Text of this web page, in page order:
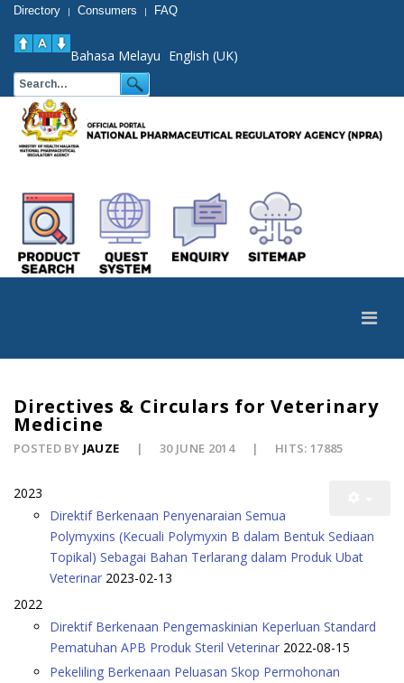
Directory | Consumers | FAQ
Bahasa Melayu English (UK)
Directives & Circulars for Veterinary
Medicine
POSTED BY JAUZE 30 JUNE 2014 HITS: 17885
2023
Direktif Berkenaan Penyenaraian Semua
Polymyxins (Kecuali Polymyxin B dalam Bentuk Sediaan
Topikal) Sebagai Bahan Terlarang dalam Produk Ubat
Veterinar 2023-02-13
2022
Direktif Berkenaan Pengemaskinian Keperluan Standard
Pematuhan APB Produk Steril Veterinar 2022-08-15
Pekeliling Berkenaan Peluasan Skop Permohonan